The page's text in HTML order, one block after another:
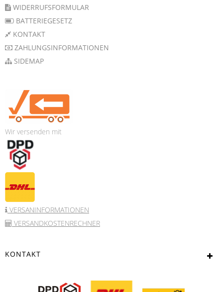
WIDERRUFSFORMULAR
BATTERIEGESETZ
KONTAKT
ZAHLUNGSINFORMATIONEN
SIDEMAP
Wir versenden mit
VERSANINFORMATIONEN
VERSANDKOSTENRECHNER
KONTAKT